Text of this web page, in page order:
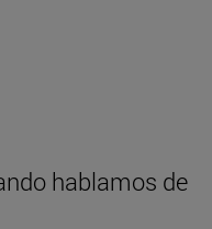
hablamos de